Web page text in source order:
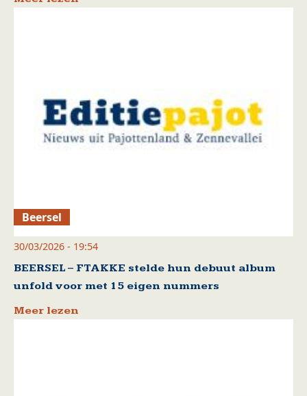
Beersel
30/03/2026 - 19:54
BEERSEL – FTAKKE stelde hun debuut album
unfold voor met 15 eigen nummers
Meer lezen